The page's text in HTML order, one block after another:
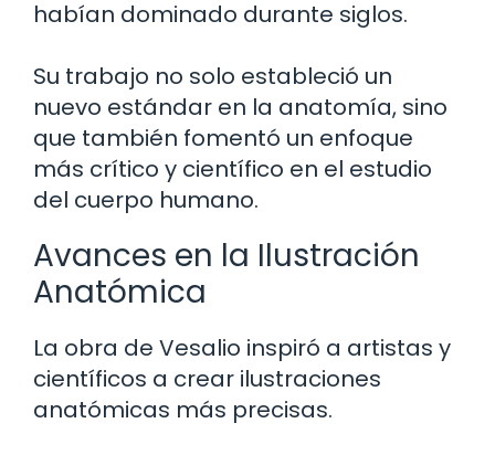
habían dominado durante siglos.
Su trabajo no solo estableció un
nuevo estándar en la anatomía, sino
que también fomentó un enfoque
más crítico y científico en el estudio
del cuerpo humano.
Avances en la Ilustración
Anatómica
La obra de Vesalio inspiró a artistas y
científicos a crear ilustraciones
anatómicas más precisas.